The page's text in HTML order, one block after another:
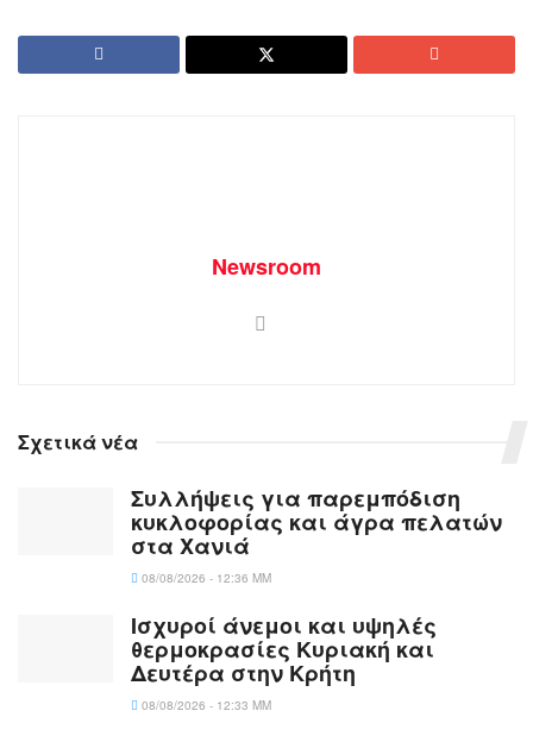
Newsroom
Σχετικά νέα
Συλλήψεις για παρεμπόδιση
κυκλοφορίας και άγρα πελατών
στα Χανιά
08/08/2026 - 12:36 ΜΜ
Ισχυροί άνεμοι και υψηλές
θερμοκρασίες Κυριακή και
Δευτέρα στην Κρήτη
08/08/2026 - 12:33 ΜΜ